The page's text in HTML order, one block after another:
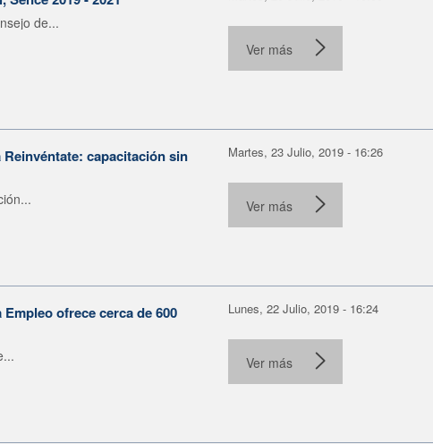
de...
Ver más
capacitación sin
Martes, 23 Julio, 2019 - 16:26
Ver más
ofrece cerca de 600
Lunes, 22 Julio, 2019 - 16:24
Ver más